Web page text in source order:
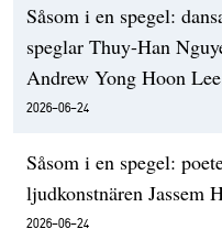
Såsom i en spegel:
speglar Thuy-Han
Andrew Yong Hoon Lee
2026-06-24
Såsom i en spegel:
ljudkonstnären Jassem
2026-06-24